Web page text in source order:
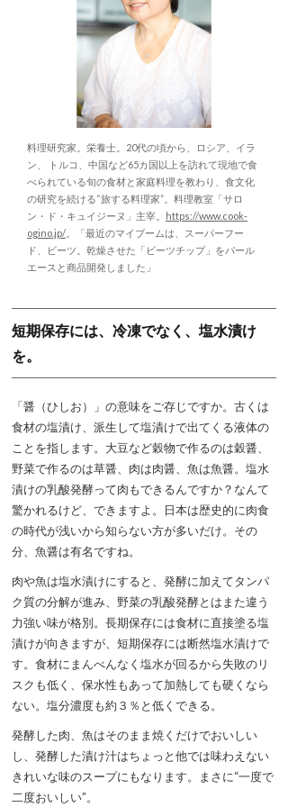
料理研究家。栄養士。20代の頃から、ロシア、イラ
ン、 トルコ、中国など65カ国以上を訪れて現地で食
べられている旬の食材と家庭料理を教わり、食文化
の研究を続ける“旅する料理家”。料理教室「サロ
ン・ド・キュイジーヌ」主宰。 https://www.cook-
ogino.jp/ 。「最近のマイブームは、スーパーフー
ド、ビーツ。乾燥させた「ビーツチップ」をパール
エースと商品開発しました」
短期保存には、冷凍でなく、塩水漬け
を。
「醤（ひしお）」の意味をご存じですか。古くは
食材の塩漬け、派生して塩漬けで出てくる液体の
ことを指します。大豆など穀物で作るのは穀醤、
野菜で作るのは草醤、肉は肉醤、魚は魚醤。塩水
漬けの乳酸発酵って肉もできるんですか？なんて
驚かれるけど、できますよ。日本は歴史的に肉食
の時代が浅いから知らない方が多いだけ。その
分、魚醤は有名ですね。
肉や魚は塩水漬けにすると、発酵に加えてタンパ
ク質の分解が進み、野菜の乳酸発酵とはまた違う
力強い味が格別。長期保存には食材に直接塗る塩
漬けが向きますが、短期保存には断然塩水漬けで
す。食材にまんべんなく塩水が回るから失敗のリ
スクも低く、保水性もあって加熱しても硬くなら
ない。塩分濃度も約３％と低くできる。
発酵した肉、魚はそのまま焼くだけでおいしい
し、発酵した漬け汁はちょっと他では味わえない
きれいな味のスープにもなります。まさに“一度で
二度おいしい”。